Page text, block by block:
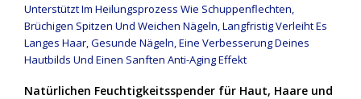
Natürlichen Feuchtigkeitsspender für Haut, Haare und